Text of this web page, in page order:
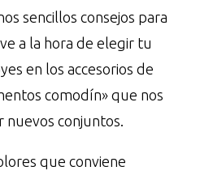
sencillos consejos para
a la hora de elegir tu
en los accesorios de
comodín» que nos
conjuntos.
que conviene